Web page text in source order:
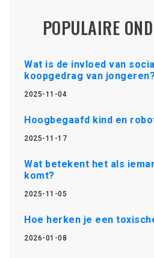
POPULAIRE
Wat is de invloed van
koopgedrag van jongeren?
2025-11-04
Hoogbegaafd kind en
2025-11-17
Wat betekent het als
komt?
2025-11-05
Hoe herken je een
2026-01-08